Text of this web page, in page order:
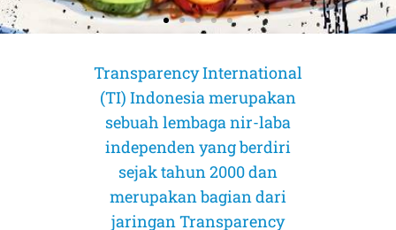
AMICUS CURIAE (Sahabat Pengadilan)
AMICUS CURIAE (Sahabat Pengadilan)
AMICUS CURIAE (Sahabat Pengadilan)
Transparency International
(TI) Indonesia merupakan
sebuah lembaga nir-laba
independen yang berdiri
sejak tahun 2000 dan
merupakan bagian dari
jaringan Transparency